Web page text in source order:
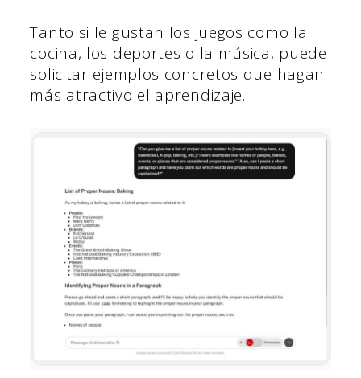
Tanto si le gustan los juegos como la
cocina, los deportes o la música, puede
solicitar ejemplos concretos que hagan
más atractivo el aprendizaje.